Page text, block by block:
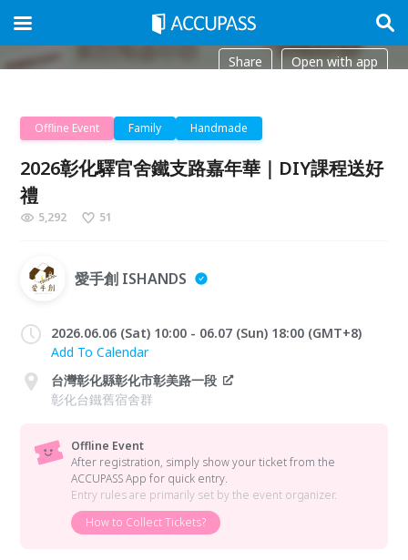
Share Open with app
Offline Event Family Handmade
2026彰化驛官舍鐵支路嘉年華｜DIY課程送好
禮
5,292 51
愛手創 ISHANDS
2026.06.06 (Sat) 10:00 - 06.07 (Sun) 18:00 (GMT+8)
Add To Calendar
台灣彰化縣彰化市彰美路一段
彰化台鐵舊宿舍群
Offline Event
After registration, simply show your ticket from the
ACCUPASS App for quick entry.
Entry rules are primarily set by the event organizer.
How to Collect Tickets?